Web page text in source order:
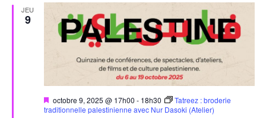
JEU
9
Mis
en
octobre 9, 2025 @ 17h00 - 18h30
Tatreez : broderie
traditionnelle palestinienne avec Nur Dasoki (Atelier)